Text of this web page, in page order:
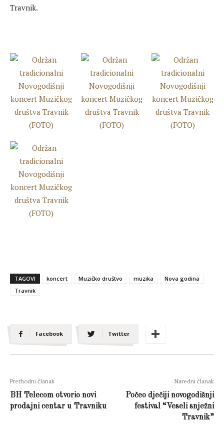
Travnik.
TAGOVI koncert Muzičko društvo muzika
Nova godina
Travnik
Facebook Twitter
Prethodni članak
BH Telecom otvorio novi
prodajni centar u Travniku
Naredni članak
Počeo dječiji novogodišnji
festival “Veseli snježni
Travnik”